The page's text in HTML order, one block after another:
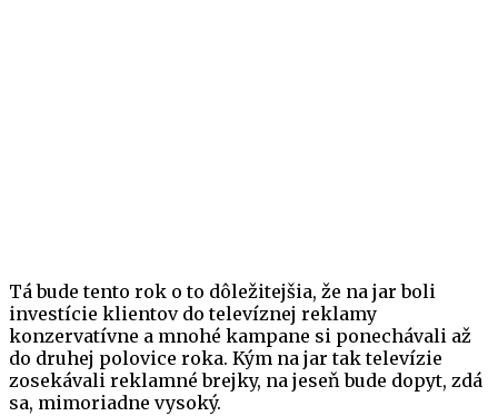
Tá bude tento rok o to dôležitejšia, že na jar boli
investície klientov do televíznej reklamy
konzervatívne a mnohé kampane si ponechávali až
do druhej polovice roka. Kým na jar tak televízie
zosekávali reklamné brejky, na jeseň bude dopyt, zdá
sa, mimoriadne vysoký.